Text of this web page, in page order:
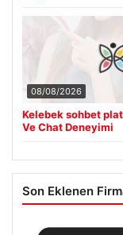
08/08/2026
Kelebek sohbet
Ve Chat Deneyimi
Son Eklenen